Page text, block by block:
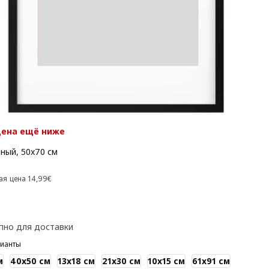
ещё ниже
50x70 см
цена 14,99€
Предыдущая цена 14,99€
для доставки
40x50 см 13x18 см 21x30 см 10x15 см 61x91 см